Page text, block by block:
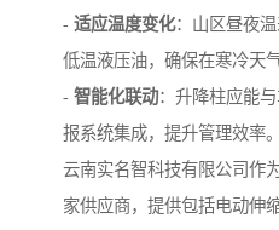
- 适应温度变化：山区昼夜
低温液压油，确保在寒冷天
- 智能化联动：升降柱应能
报系统集成，提升管理效率。
云南实名智科技有限公司作
家供应商，提供包括电动伸